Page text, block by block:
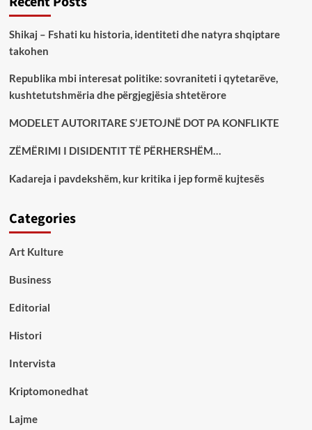
Shikaj – Fshati ku historia, identiteti dhe natyra shqiptare
takohen
Republika mbi interesat politike: sovraniteti i qytetarëve,
kushtetutshmëria dhe përgjegjësia shtetërore
MODELET AUTORITARE S’JETOJNË DOT PA KONFLIKTE
ZËMËRIMI I DISIDENTIT TË PËRHERSHËM…
Kadareja i pavdekshëm, kur kritika i jep formë kujtesës
Categories
Art Kulture
Business
Editorial
Histori
Intervista
Kriptomonedhat
Lajme